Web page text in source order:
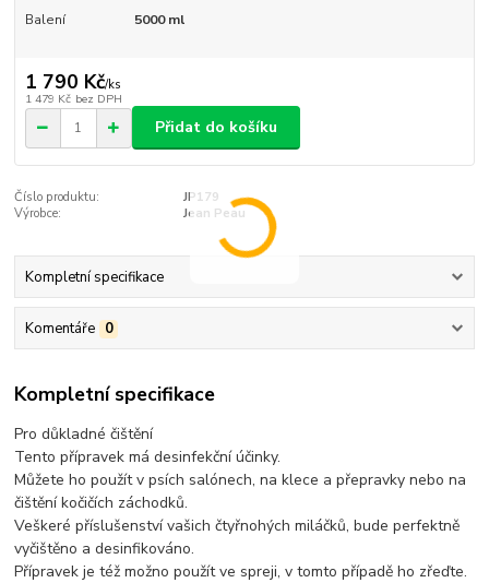
Balení
5000 ml
1 790 Kč/ks
1 479 Kč bez DPH
Přidat do košíku
Číslo produktu:
JP179
Výrobce:
Jean Peau
Kompletní specifikace
Komentáře 0
Kompletní specifikace
Pro důkladné čištění
Tento přípravek má desinfekční účinky.
Můžete ho použít v psích salónech, na klece a přepravky nebo na
čištění kočičích záchodků.
Veškeré příslušenství vašich čtyřnohých miláčků, bude perfektně
vyčištěno a desinfikováno.
Přípravek je též možno použít ve spreji, v tomto případě ho zřeďte.